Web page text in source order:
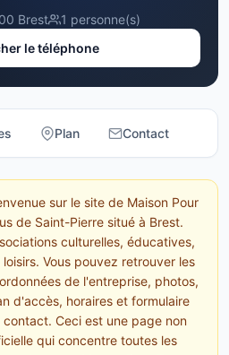
Brest
1 personne(s)
le téléphone
Plan Contact
sur le site de Maison Pour
de Saint-Pierre situé à Brest.
culturelles, éducatives,
loisirs. Vous pouvez retrouver les
de l'entreprise, photos,
d'accès, horaires et formulaire
contact. Ceci est une page non
qui concentre toutes les